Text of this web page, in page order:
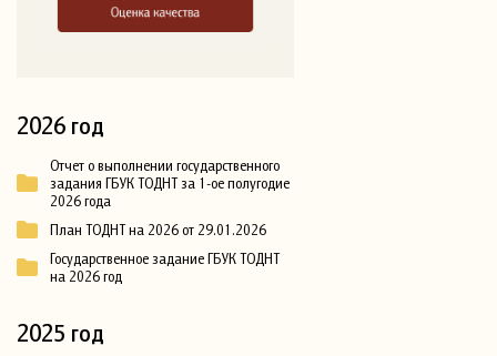
2026 год
Отчет о выполнении государственного
задания ГБУК ТОДНТ за 1-ое полугодие
2026 года
План ТОДНТ на 2026 от 29.01.2026
Государственное задание ГБУК ТОДНТ
на 2026 год
2025 год